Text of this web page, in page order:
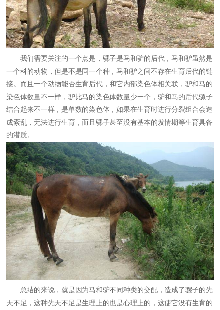
我们需要关注的一个点是，骡子是马和驴的后代，马和驴虽然是
一个科的动物，但是不是同一个种，马和驴之间不存在生育后代的链
接。而且一个动物能否生育后代，和它内部染色体相关联，驴和马的
染色体数量不一样，驴比马的染色体数量少一个，驴和马的后代骡子
结合起来不一样，是单数的染色体，如果在生育时进行分裂组合会造
成紊乱，无法进行生育，而且骡子甚至没有基本的发情期等生育具备
的潜质。
总结的来说，就是因为马和驴不同种类的交配，造成了骡子的先
天不足，这种先天不足是生理上的也是心理上的，这使它没有生育的